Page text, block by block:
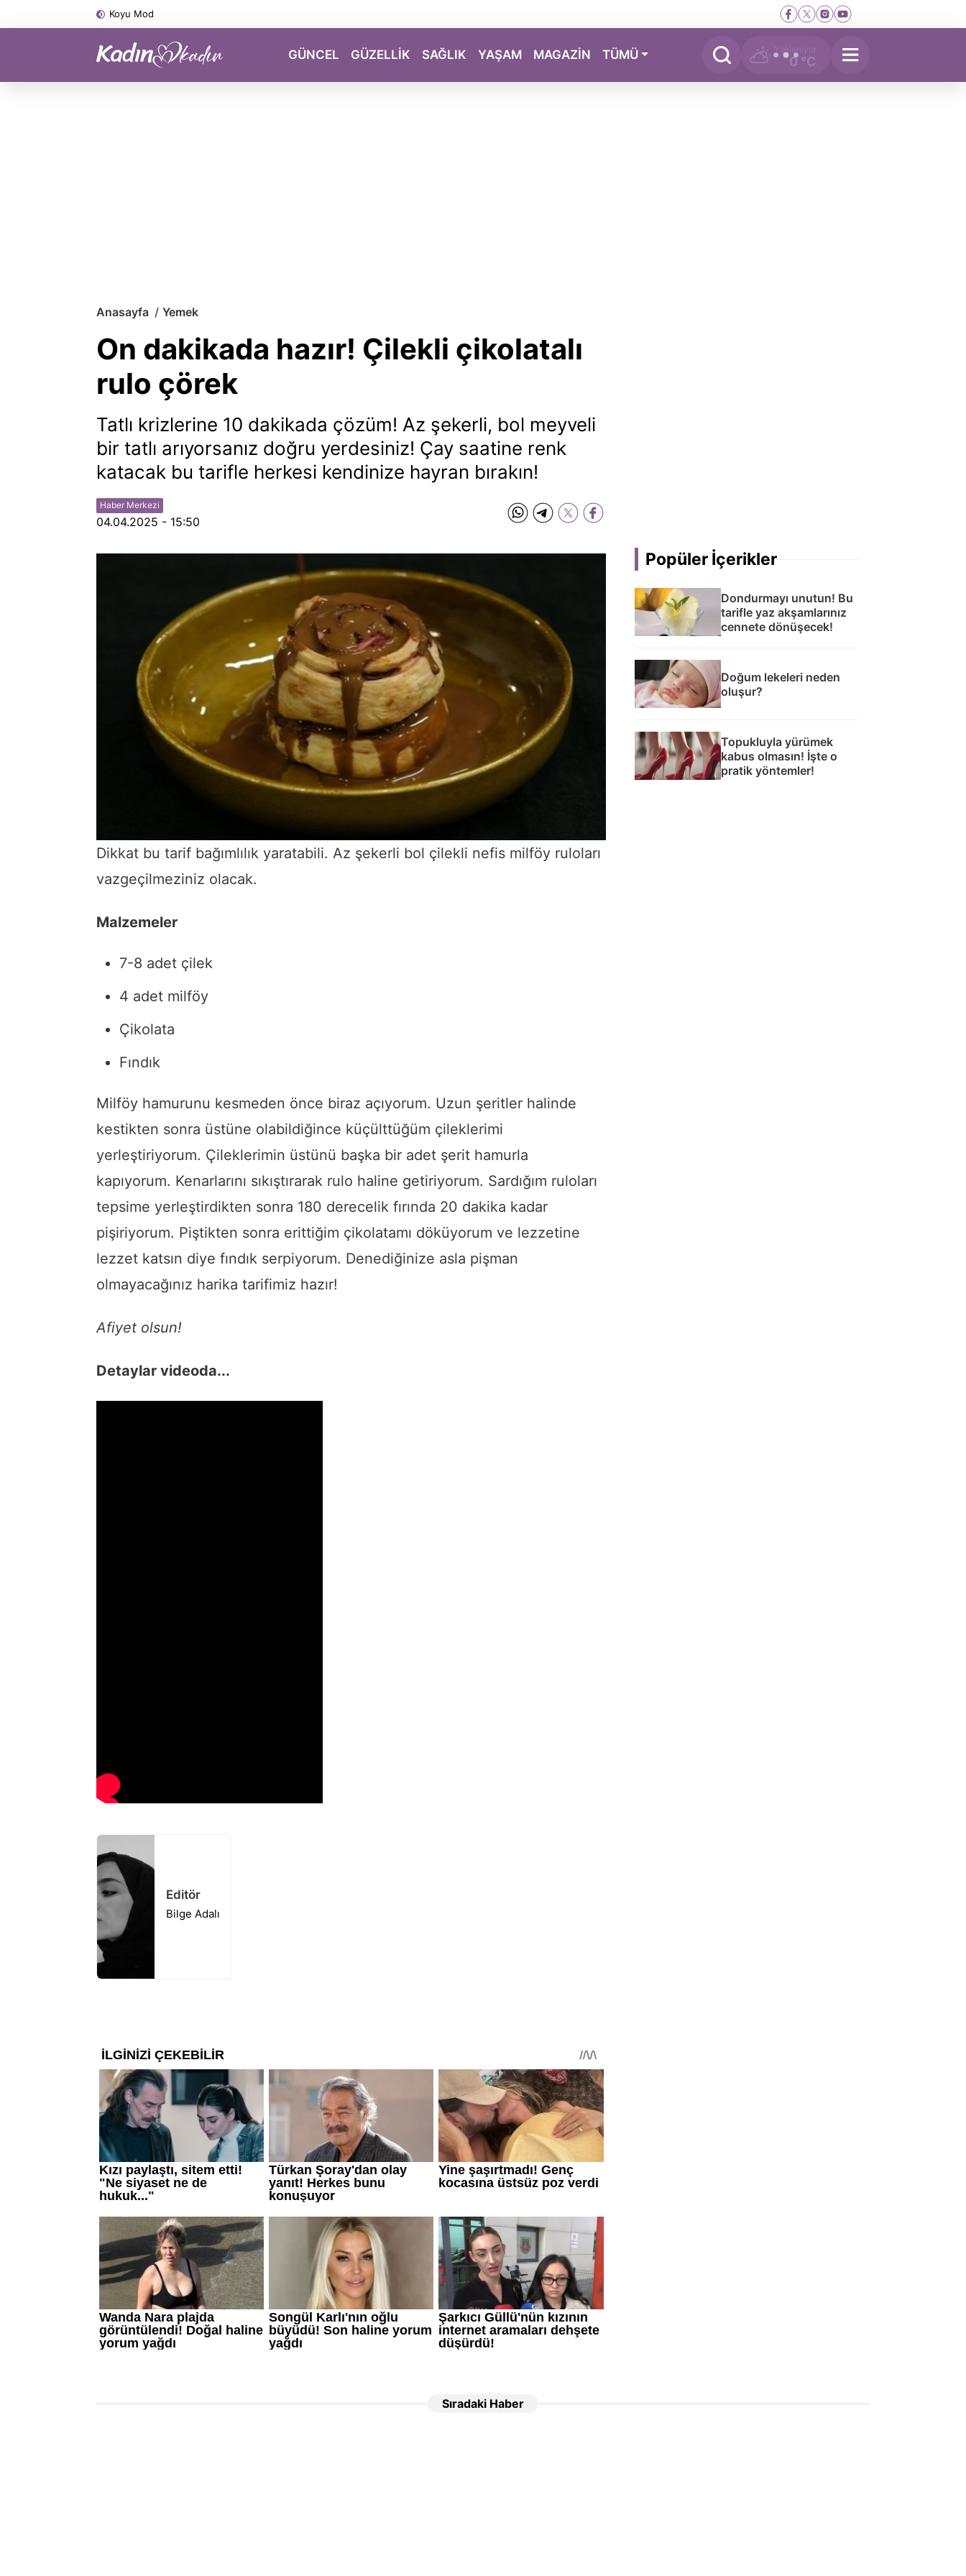
Koyu Mod
GÜNCEL GÜZELLİK SAĞLIK YAŞAM MAGAZİN TÜMÜ Yükleniyor
0 °C
Anasayfa Yemek
On dakikada hazır! Çilekli çikolatalı
rulo çörek
Tatlı krizlerine 10 dakikada çözüm! Az şekerli, bol meyveli
bir tatlı arıyorsanız doğru yerdesiniz! Çay saatine renk
katacak bu tarifle herkesi kendinize hayran bırakın!
Haber Merkezi
04.04.2025 - 15:50
Dikkat bu tarif bağımlılık yaratabili. Az şekerli bol çilekli nefis milföy ruloları
vazgeçilmeziniz olacak.
Malzemeler
7-8 adet çilek
4 adet milföy
Çikolata
Fındık
Milföy hamurunu kesmeden önce biraz açıyorum. Uzun şeritler halinde
kestikten sonra üstüne olabildiğince küçülttüğüm çileklerimi
yerleştiriyorum. Çileklerimin üstünü başka bir adet şerit hamurla
kapıyorum. Kenarlarını sıkıştırarak rulo haline getiriyorum. Sardığım ruloları
tepsime yerleştirdikten sonra 180 derecelik fırında 20 dakika kadar
pişiriyorum. Piştikten sonra erittiğim çikolatamı döküyorum ve lezzetine
lezzet katsın diye fındık serpiyorum. Denediğinize asla pişman
olmayacağınız harika tarifimiz hazır!
Afiyet olsun!
Detaylar videoda...
Editör
Bilge Adalı
Popüler İçerikler
Dondurmayı unutun! Bu
tarifle yaz akşamlarınız
cennete dönüşecek!
Doğum lekeleri neden
oluşur?
Topukluyla yürümek
kabus olmasın! İşte o
pratik yöntemler!
Sıradaki Haber